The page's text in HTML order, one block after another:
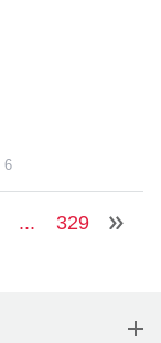
6
... 329